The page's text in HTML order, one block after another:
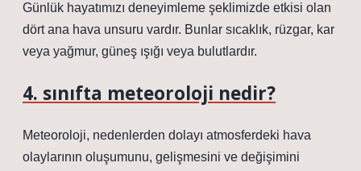
Günlük hayatımızı deneyimleme şeklimizde etkisi olan
dört ana hava unsuru vardır. Bunlar sıcaklık, rüzgar, kar
veya yağmur, güneş ışığı veya bulutlardır.
4. sınıfta meteoroloji nedir?
Meteoroloji, nedenlerden dolayı atmosferdeki hava
olaylarının oluşumunu, gelişmesini ve değişimini